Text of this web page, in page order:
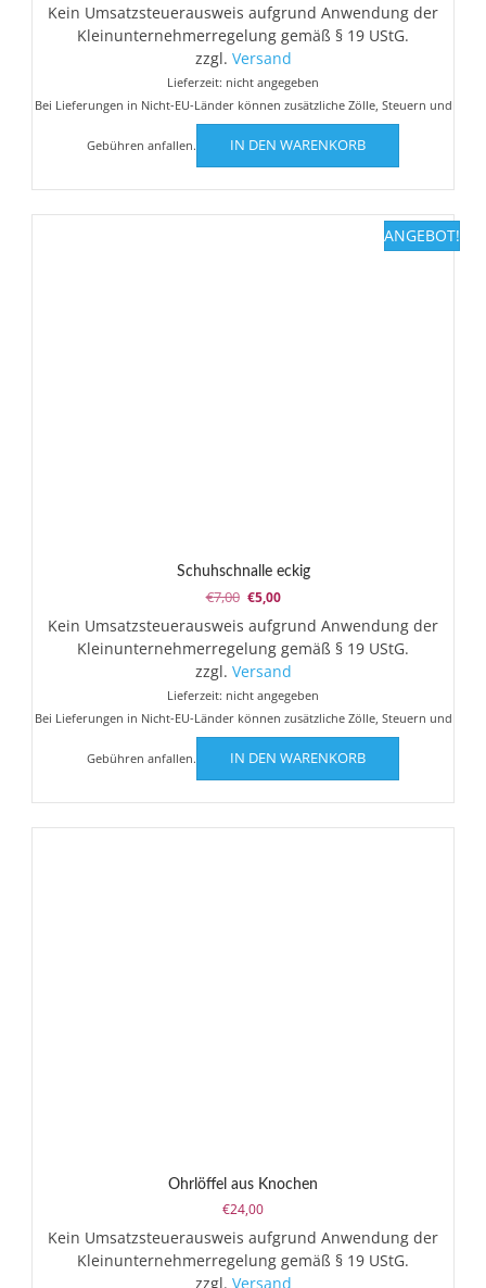
war:
€6,50
ist:
€5,00.
Kein Umsatzsteuerausweis aufgrund Anwendung der
Kleinunternehmerregelung gemäß § 19 UStG.
zzgl. Versand
Lieferzeit: nicht angegeben
Bei Lieferungen in Nicht-EU-Länder können zusätzliche Zölle, Steuern und
Gebühren anfallen. IN DEN WARENKORB
ANGEBOT!
Schuhschnalle eckig
€7,00 Ursprünglicher
war:
€7,00
€5,00Aktueller
ist:
€5,00.
Kein Umsatzsteuerausweis aufgrund Anwendung der
Kleinunternehmerregelung gemäß § 19 UStG.
zzgl. Versand
Lieferzeit: nicht angegeben
Bei Lieferungen in Nicht-EU-Länder können zusätzliche Zölle, Steuern und
Gebühren anfallen. IN DEN WARENKORB
Ohrlöffel aus Knochen
€24,00
Kein Umsatzsteuerausweis aufgrund Anwendung der
Kleinunternehmerregelung gemäß § 19 UStG.
zzgl. Versand